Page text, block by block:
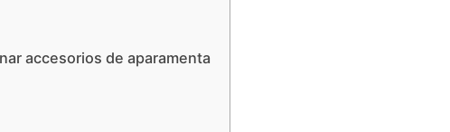
accesorios de aparamenta